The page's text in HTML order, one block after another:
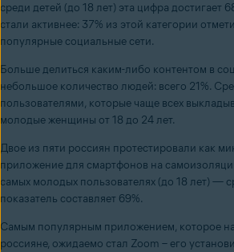
среди детей (до 18 лет) эта цифра достигает
стали активнее: 37% из этой категории
популярные социальные сети.
Больше делиться каким-либо контентом в
небольшое количество людей: всего 21%.
пользователями, которые чаще всех
молодые женщины от 18 до 24 лет.
Двое из пяти россиян протестировали как
приложение для смартфонов на
самых молодых пользователях (до 18 лет) —
показатель составляет 69%.
Самым популярным приложением, которое
россияне, ожидаемо стал Zoom – его